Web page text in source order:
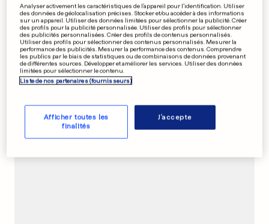
SES développe l'accès à
Internet en vol
0 0
PUBLICITÉ
Analyser activement les caractéristiques de l’appareil pour l’identification. Utiliser
des données de géolocalisation précises. Stocker et/ou accéder à des informations
sur un appareil. Utiliser des données limitées pour sélectionner la publicité. Créer
des profils pour la publicité personnalisée. Utiliser des profils pour sélectionner
des publicités personnalisées. Créer des profils de contenus personnalisés.
Utiliser des profils pour sélectionner des contenus personnalisés. Mesurer la
performance des publicités. Mesurer la performance des contenus. Comprendre
les publics par le biais de statistiques ou de combinaisons de données provenant
de différentes sources. Développer et améliorer les services. Utiliser des données
limitées pour sélectionner le contenu.
Liste de nos partenaires (fournisseurs)
Afficher toutes les
finalités
J'accepte